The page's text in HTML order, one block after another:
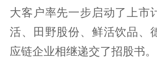
大客户率先一步启动了上市
活、田野股份、鲜活饮品、
应链企业相继递交了招股书。